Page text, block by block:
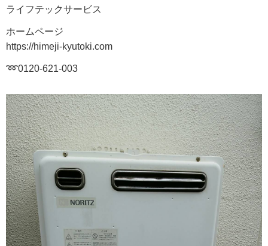
ライフテックサービス
ホームページ
https://himeji-kyutoki.com
➿0120-621-003